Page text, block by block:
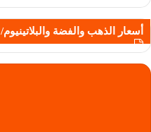
أسعار الذهب والفضة والبلاتينيوم/ Gold, Silver and Platinum Rate